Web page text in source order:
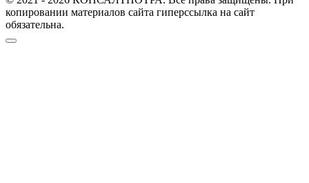
копировании материалов сайта гиперссылка на сайт
обязательна.